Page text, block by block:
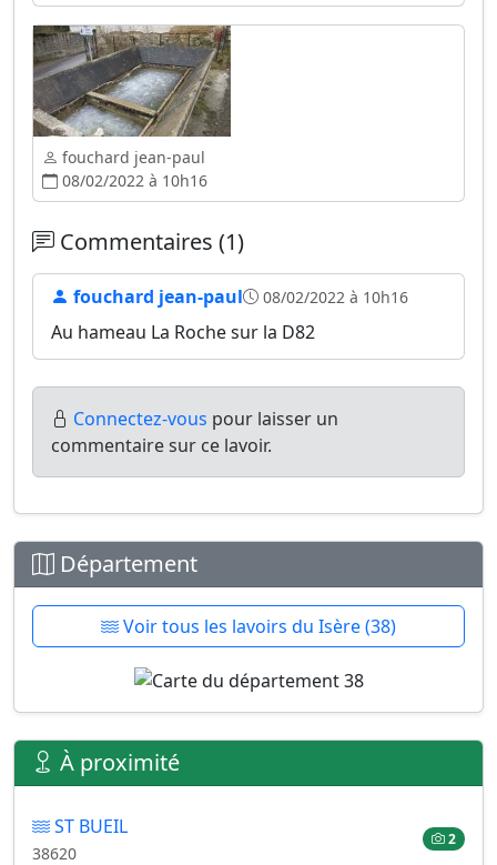
fouchard jean-paul
08/02/2022 à 10h16
Commentaires (1)
fouchard jean-paul 08/02/2022 à 10h16
Au hameau La Roche sur la D82
Connectez-vous pour laisser un
commentaire sur ce lavoir.
Département
Voir tous les lavoirs du Isère (38)
À proximité
ST BUEIL
38620
2